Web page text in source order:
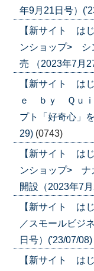
年9月21日号）
【新サイト は
ンショップ> シ
売 （2023年7月
【新サイト は
ｅ ｂｙ Ｑｕｉ
プト「好奇心」
29) (0743)
【新サイト は
ンショップ> ナ
開設（2023年7
【新サイト は
／スモールビジ
日号）('23/07/08)
【新サイト は